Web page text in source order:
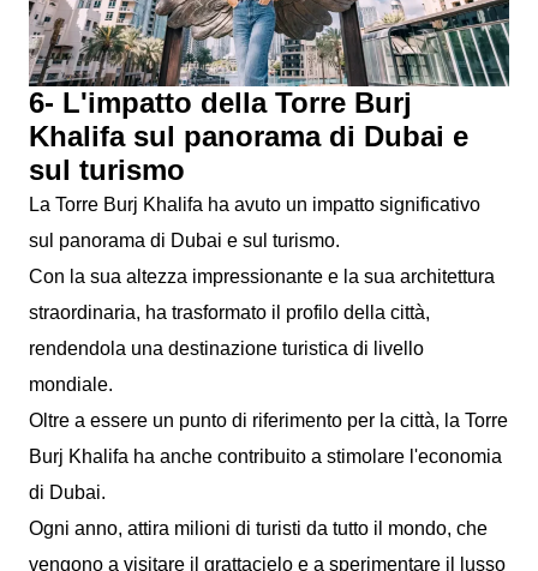
6- L'impatto della Torre Burj
Khalifa sul panorama di Dubai e
sul turismo
La Torre Burj Khalifa ha avuto un impatto significativo
sul panorama di Dubai e sul turismo.
Con la sua altezza impressionante e la sua architettura
straordinaria, ha trasformato il profilo della città,
rendendola una destinazione turistica di livello
mondiale.
Oltre a essere un punto di riferimento per la città, la Torre
Burj Khalifa ha anche contribuito a stimolare l'economia
di Dubai.
Ogni anno, attira milioni di turisti da tutto il mondo, che
vengono a visitare il grattacielo e a sperimentare il lusso